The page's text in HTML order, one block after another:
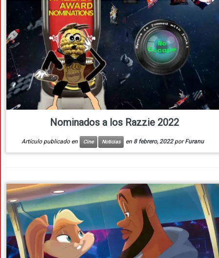
Nominados a los Razzie 2022
Artículo publicado en Cine Noticias en 8 febrero, 2022 porFuranu